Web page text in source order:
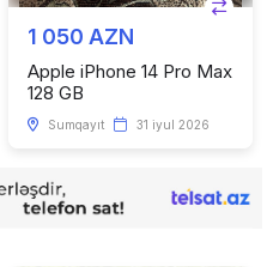
1 050 AZN
Apple iPhone 14 Pro Max
128 GB
Sumqayıt 31 iyul 2026